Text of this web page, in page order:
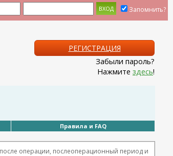
Запомнить?
РЕГИСТРАЦИЯ
Забыли пароль?
Нажмите здесь!
Правила и FAQ
операции, послеоперационный период и